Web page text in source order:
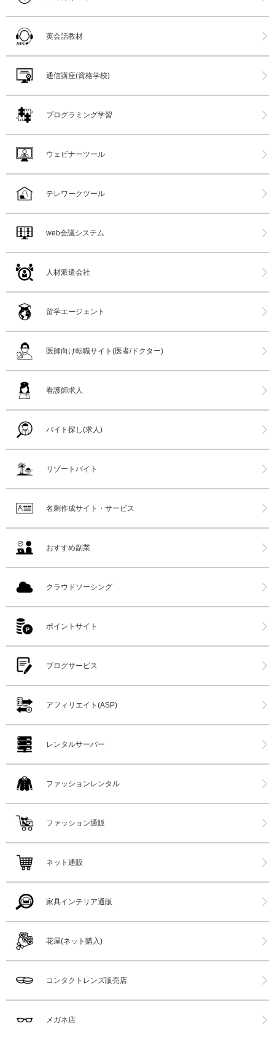
英会話教材
通信講座(資格学校)
プログラミング学習
ウェビナーツール
テレワークツール
web会議システム
人材派遣会社
留学エージェント
医師向け転職サイト(医者/ドクター)
看護師求人
バイト探し(求人)
リゾートバイト
名刺作成サイト・サービス
おすすめ副業
クラウドソーシング
ポイントサイト
ブログサービス
アフィリエイト(ASP)
レンタルサーバー
ファッションレンタル
ファッション通販
ネット通販
家具インテリア通販
花屋(ネット購入)
コンタクトレンズ販売店
メガネ店